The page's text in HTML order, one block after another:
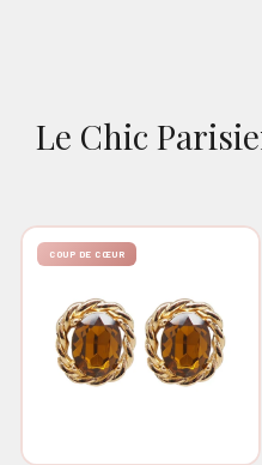
Le Chic
COUP DE CŒUR